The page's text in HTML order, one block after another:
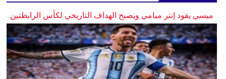
ميسي يقود إنتر ميامي ويصبح الهداف التاريخي لكأس الرابطتين